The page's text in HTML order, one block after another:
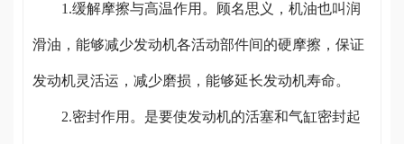
1.缓解摩擦与高温作用。顾名思义，机油也叫润
滑油，能够减少发动机各活动部件间的硬摩擦，保证
发动机灵活运，减少磨损，能够延长发动机寿命。
2.密封作用。是要使发动机的活塞和气缸密封起